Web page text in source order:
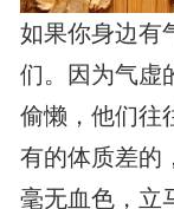
如果你身边有
们。因为气虚
偷懒，他们往
有的体质差的
毫无血色，立